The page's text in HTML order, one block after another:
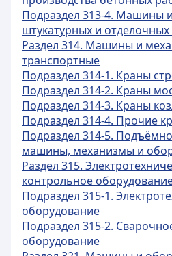
Подраздел 313-4. Машины
штукатурных и
Раздел 314. Машины и
транспортные
Подраздел 314-1. Краны
Подраздел 314-2. Краны
Подраздел 314-3. Краны
Подраздел 314-4. Прочие
Подраздел 314-5.
машины, механизмы и
Раздел 315.
контрольное
Подраздел 315-1.
оборудование
Подраздел 315-2.
оборудование